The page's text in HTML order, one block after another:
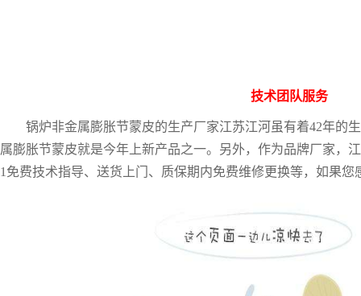
技术团队服务
锅炉非金属膨胀节蒙皮的生产厂家江苏江河虽有着42年的
属膨胀节蒙皮就是今年上新产品之一。另外，作为品牌厂家，
1免费技术指导、送货上门、质保期内免费维修更换等，如果